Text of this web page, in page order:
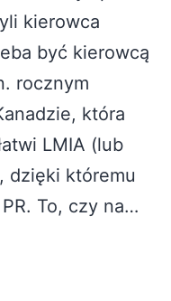
kierowca
być kierowcą
rocznym
która
LMIA (lub
dzięki któremu
To, czy na…